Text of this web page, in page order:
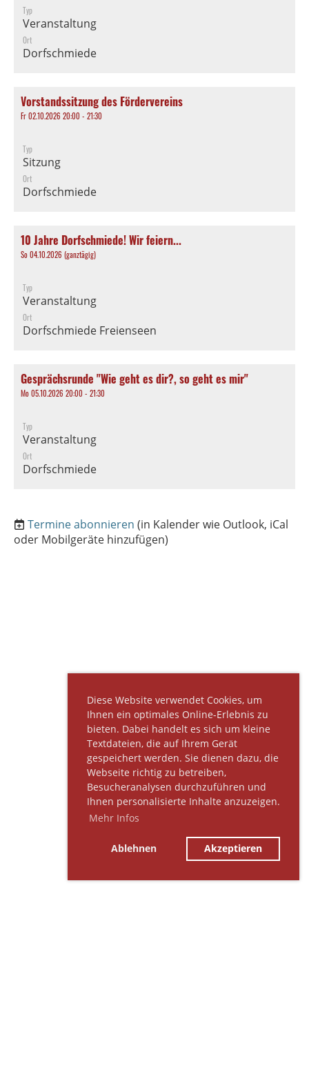
Diese Website verwendet Cookies, um
Ihnen ein optimales Online-Erlebnis zu
bieten. Dabei handelt es sich um kleine
Textdateien, die auf Ihrem Gerät
gespeichert werden. Sie dienen dazu, die
Webseite richtig zu betreiben,
Besucheranalysen durchzuführen und
Ihnen personalisierte Inhalte anzuzeigen.
Mehr Infos
Ablehnen Akzeptieren
Typ
Veranstaltung
Ort
Dorfschmiede
Vorstandssitzung des Fördervereins
Fr 02.10.2026 20:00 - 21:30
Typ
Sitzung
Ort
Dorfschmiede
10 Jahre Dorfschmiede! Wir feiern...
So 04.10.2026 (ganztägig)
Typ
Veranstaltung
Ort
Dorfschmiede Freienseen
Gesprächsrunde "Wie geht es dir?, so geht es mir"
Mo 05.10.2026 20:00 - 21:30
Typ
Veranstaltung
Ort
Dorfschmiede
Termine abonnieren (in Kalender wie Outlook, iCal
oder Mobilgeräte hinzufügen)